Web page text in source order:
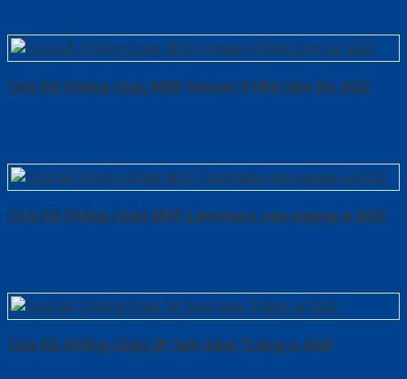
Cửa Gỗ Chống Cháy MDF Veneer P1R4 Căm Xe-SGD
Cửa Gỗ Chống Cháy MDF Laminate van ngang-a-SGD
Cửa Gỗ Chống Cháy 2P Sơn Xám Trắng-a-SGD